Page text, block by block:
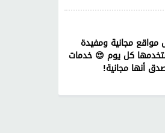
مواقع مجانية ومفيدة
كل يوم 😍 خدمات
أنها مجانية!